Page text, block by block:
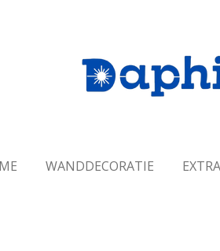
WANDDECORATIE EXTRA